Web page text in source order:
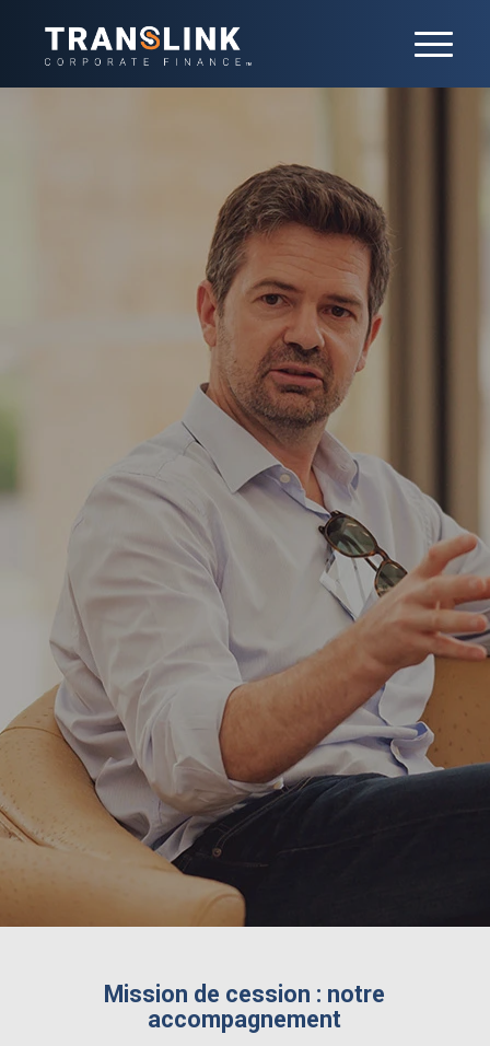
Cession
Vous êtes-vous déjà demandé comment
transmettre l’héritage de votre vie
professionnelle en toute quiétude ? La
cession d’entreprise est une étape
importante qui marque la fin d’un chapitre
pour un dirigeant. Si elle est bien
orchestrée, cette transmission
d’entreprise peut être l’assurance d’une
continuité réussie et d’une tranquillité
C’est là qu’intervient Translink Corporate
Finance, votre partenaire de confiance
pour une cession d’entreprise sereine.
Notre expérience et notre organisation
internationale vous garantissent une
transaction réalisée dans les meilleurs
conditions, au meilleur prix, et qui
s’adapte à vos impératifs de calendrier.
Mission de cession : notre
accompagnement